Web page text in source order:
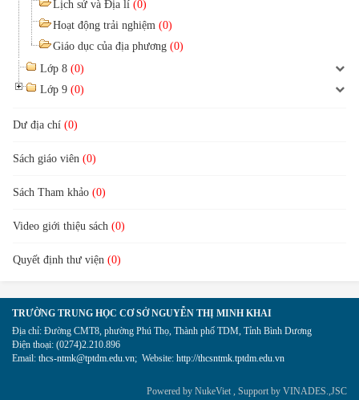
Lịch sử và Địa lí (0)
Hoạt động trải nghiệm (0)
Giáo dục của địa phương (0)
Lớp 8 (0)
Lớp 9 (0)
Dư địa chí (0)
Sách giáo viên (0)
Sách Tham khảo (0)
Video giới thiệu sách (0)
Quyết định thư viện (0)
TRƯỜNG TRUNG HỌC CƠ SỞ NGUYỄN THỊ MINH KHAI
Địa chỉ: Đường CMT8, phường Phú Thọ, Thành phố TDM, Tỉnh Bình Dương
Điện thoại: (0274)2.210.896
Email: thcs-ntmk@tptdm.edu.vn; Website: http://thcsntmk.tptdm.edu.vn
Powered by NukeViet , Support by VINADES.,JSC